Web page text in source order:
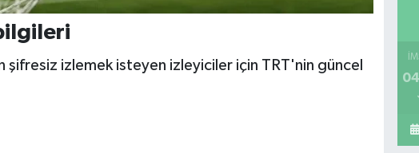
şifresiz izlemek isteyen izleyiciler için TRT'nin güncel